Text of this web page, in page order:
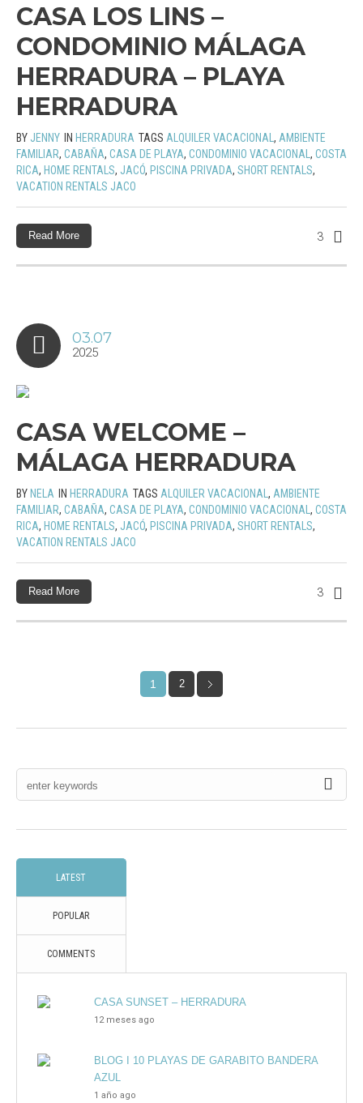
CASA LOS LINS –
CONDOMINIO MÁLAGA
HERRADURA – PLAYA
HERRADURA
BY JENNY IN HERRADURA TAGS ALQUILER VACACIONAL , AMBIENTE
FAMILIAR, CABAÑA, CASA DE PLAYA, CONDOMINIO VACACIONAL , COSTA
RICA, HOME RENTALS, JACÓ, PISCINA PRIVADA, SHORT RENTALS,
VACATION RENTALS JACO
3
Read More
03.07
2025
CASA WELCOME –
MÁLAGA HERRADURA
BY NELA IN HERRADURA TAGS ALQUILER VACACIONAL, AMBIENTE
FAMILIAR, CABAÑA, CASA DE PLAYA, CONDOMINIO VACACIONAL, COSTA
RICA, HOME RENTALS, JACÓ, PISCINA PRIVADA, SHORT RENTALS,
VACATION RENTALS JACO
3
Read More
1 2
LATEST
POPULAR
COMMENTS
CASA SUNSET – HERRADURA
12 meses ago
BLOG I 10 PLAYAS DE GARABITO BANDERA
AZUL
1 año ago